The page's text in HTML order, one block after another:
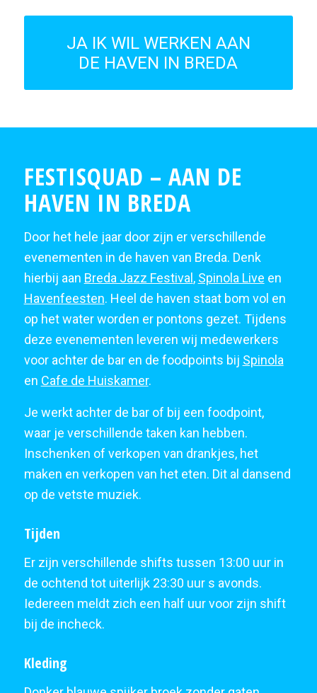
JA IK WIL WERKEN AAN
DE HAVEN IN BREDA
FESTISQUAD – AAN DE
HAVEN IN BREDA
Door het hele jaar door zijn er verschillende
evenementen in de haven van Breda. Denk
hierbij aan Breda Jazz Festival , Spinola Live en
Havenfeesten. Heel de haven staat bom vol en
op het water worden er pontons gezet. Tijdens
deze evenementen leveren wij medewerkers
voor achter de bar en de foodpoints bij Spinola
en Cafe de Huiskamer.
Je werkt achter de bar of bij een foodpoint,
waar je verschillende taken kan hebben.
Inschenken of verkopen van drankjes, het
maken en verkopen van het eten. Dit al dansend
op de vetste muziek.
Tijden
Er zijn verschillende shifts tussen 13:00 uur in
de ochtend tot uiterlijk 23:30 uur s avonds.
Iedereen meldt zich een half uur voor zijn shift
bij de incheck.
Kleding